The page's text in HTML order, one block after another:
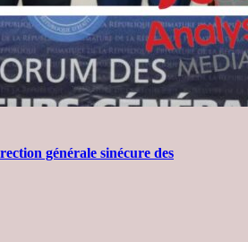
générale sinécure des